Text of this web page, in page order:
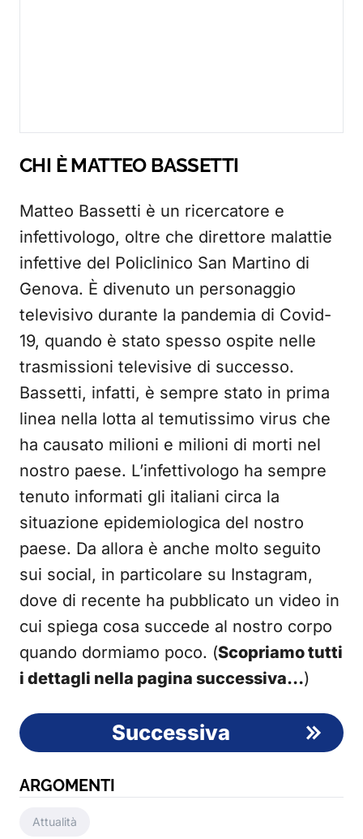
CHI È MATTEO BASSETTI
Matteo Bassetti è un ricercatore e
infettivologo, oltre che direttore malattie
infettive del Policlinico San Martino di
Genova. È divenuto un personaggio
televisivo durante la pandemia di Covid-
19, quando è stato spesso ospite nelle
trasmissioni televisive di successo.
Bassetti, infatti, è sempre stato in prima
linea nella lotta al temutissimo virus che
ha causato milioni e milioni di morti nel
nostro paese. L’infettivologo ha sempre
tenuto informati gli italiani circa la
situazione epidemiologica del nostro
paese. Da allora è anche molto seguito
sui social, in particolare su Instagram,
dove di recente ha pubblicato un video in
cui spiega cosa succede al nostro corpo
quando dormiamo poco. (Scopriamo tutti
i dettagli nella pagina successiva…)
Successiva
ARGOMENTI
Attualità